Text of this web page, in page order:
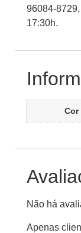
96084-
17:30h.
Cor
Não há
Apenas